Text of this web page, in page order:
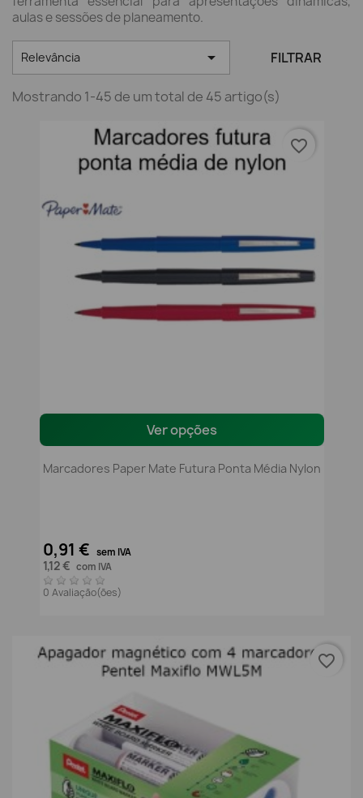
aulas e sessões de planeamento.
Relevância  FILTRAR
Mostrando 1-45 de um total de 45 artigo(s)
Ver opções
Marcadores Paper Mate Futura Ponta Média Nylon
0,91 € sem IVA
1,12 € com IVA
0 Avaliação(ões)
favorite_border
favorite_border